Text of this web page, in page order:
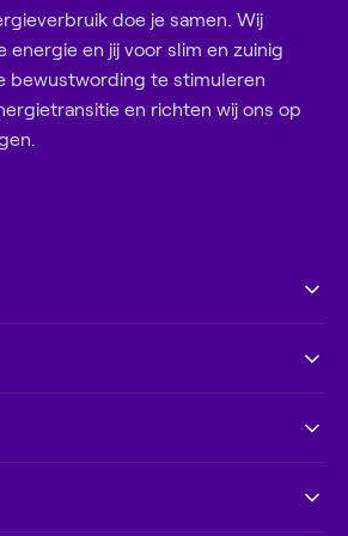
doen?
op te nemen als je
gaat veranderen.
je huis hebt geïsoleerd, een
hebt geïnstalleerd,
doe je samen. Wij
energie en jij voor slim en zuinig
bewustwording te stimuleren
en richten wij ons op